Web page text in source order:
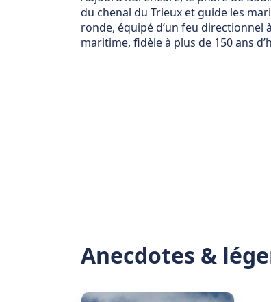
du chenal du Trieux et guide les
ronde, équipé d’un feu directionnel
maritime, fidèle à plus de 150 ans
Anecdotes &